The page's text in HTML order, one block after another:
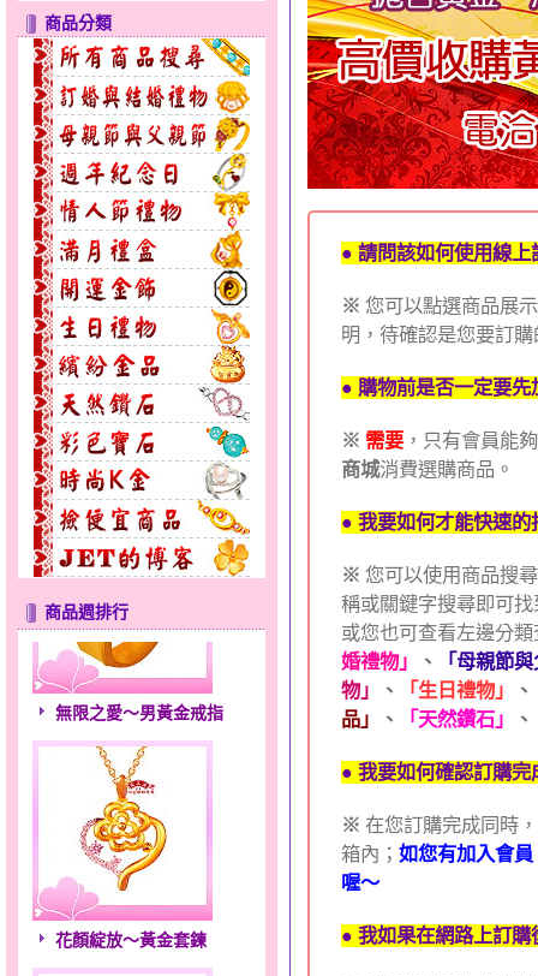
商品分類
商品週排行
無限之愛～男黃金戒指
花顏綻放～黃金套鍊
● 請問該如何使用線上
※ 您可以點選商品展
明，待確認是您要訂
● 購物前是否一定要先
※ 需要，只有會員能
商城消費選購商品。
● 我要如何才能快速
※ 您可以使用商品搜
稱或關鍵字搜尋即可找
或您也可查看左邊分
婚禮物」
、
「母親節
物」
、 「生日禮物」 、
品」
、 「天然鑽石」 、
● 我要如何確認訂購完
※ 在您訂購完成同時
箱內； 如您有加入會
喔～
● 我如果在網路上訂